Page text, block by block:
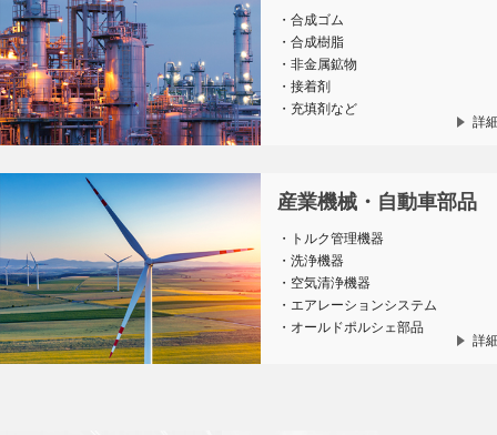
・合成ゴム
・合成樹脂
・非金属鉱物
・接着剤
・充填剤など
詳
産業機械・自動車部品
・トルク管理機器
・洗浄機器
・空気清浄機器
・エアレーションシステム
・オールドポルシェ部品
詳